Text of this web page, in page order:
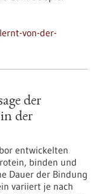
von-der-
der
der
entwickelten
binden und
Dauer der Bindung
variiert je nach